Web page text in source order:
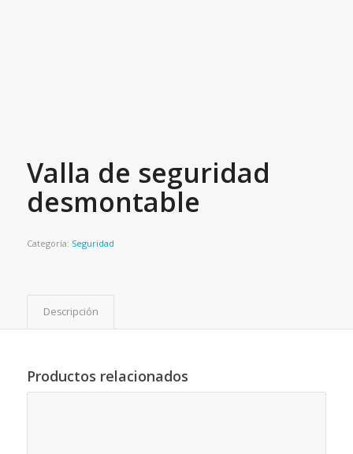
Valla de seguridad
desmontable
Categoría: Seguridad
Descripción
Productos relacionados